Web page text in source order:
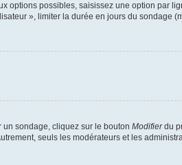
options possibles, saisissez une option par
», limiter la durée en jours du sondage
sondage, cliquez sur le bouton Modifierdu
seuls les modérateurs et les